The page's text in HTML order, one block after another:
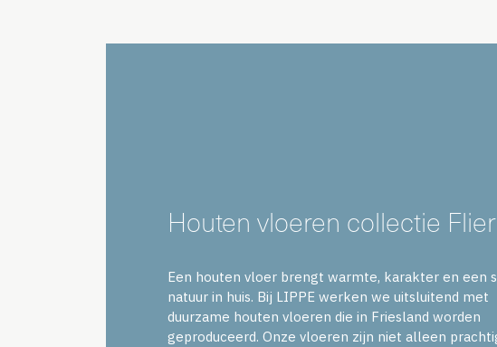
Houten vloeren collectie
Een houten vloer brengt warmte, karakter en een
natuur in huis. Bij LIPPE werken we uitsluitend met
duurzame houten vloeren die in Friesland worden
geproduceerd. Onze vloeren zijn niet alleen